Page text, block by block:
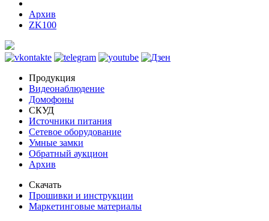
Архив
ZK100
Продукция
Видеонаблюдение
Домофоны
СКУД
Источники питания
Сетевое оборудование
Умные замки
Обратный аукцион
Архив
Скачать
Прошивки и инструкции
Маркетинговые материалы